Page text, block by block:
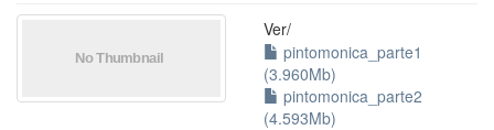
Ver/
pintomonica_parte1
(3.960Mb)
pintomonica_parte2
(4.593Mb)